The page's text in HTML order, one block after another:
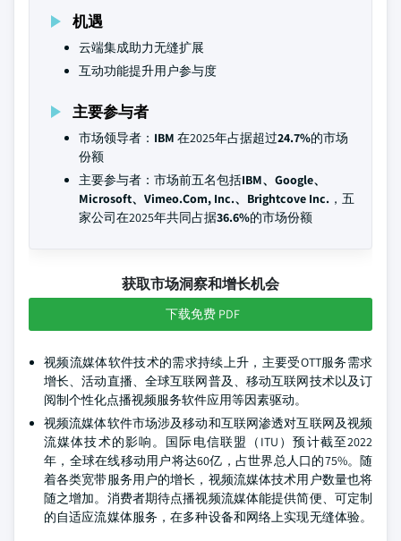
机遇
云端集成助力无缝扩展
互动功能提升用户参与度
主要参与者
市场领导者： IBM 在2025年占据超过24.7%的市场
份额
主要参与者：市场前五名包括IBM、Google、
Microsoft、Vimeo.Com, Inc.、Brightcove Inc. ，五
家公司在2025年共同占据36.6%的市场份额
获取市场洞察和增长机会
下载免费 PDF
视频流媒体软件技术的需求持续上升，主要受OTT服务需求
增长、活动直播、全球互联网普及、移动互联网技术以及订
阅制个性化点播视频服务软件应用等因素驱动。
视频流媒体软件市场涉及移动和互联网渗透对互联网及视频
流媒体技术的影响。国际电信联盟（ITU）预计截至2022
年，全球在线移动用户将达60亿，占世界总人口的75%。随
着各类宽带服务用户的增长，视频流媒体技术用户数量也将
随之增加。消费者期待点播视频流媒体能提供简便、可定制
的自适应流媒体服务，在多种设备和网络上实现无缝体验。